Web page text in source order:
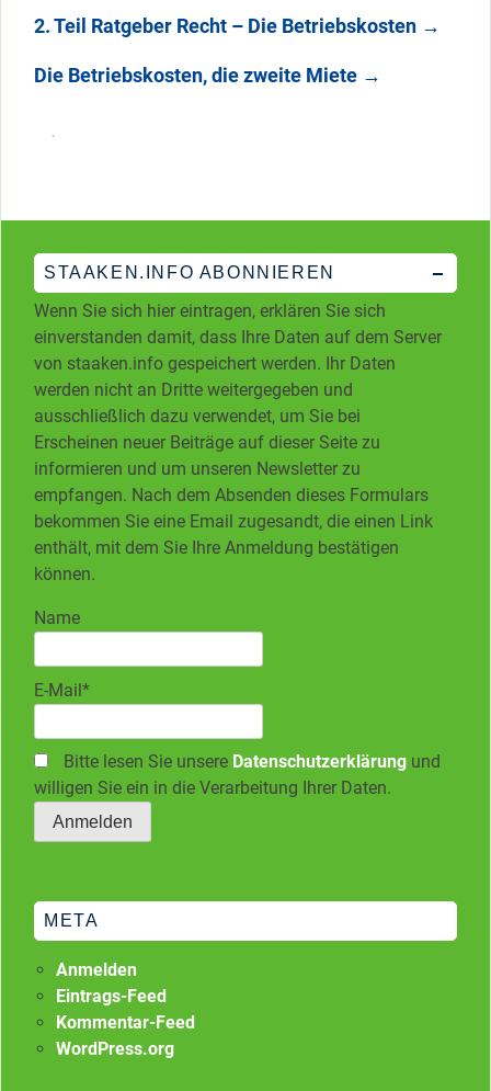
2. Teil Ratgeber Recht – Die Betriebskosten →
Die Betriebskosten, die zweite Miete →
STAAKEN.INFO ABONNIEREN
Wenn Sie sich hier eintragen, erklären Sie sich
einverstanden damit, dass Ihre Daten auf dem Server
von staaken.info gespeichert werden. Ihr Daten
werden nicht an Dritte weitergegeben und
ausschließlich dazu verwendet, um Sie bei
Erscheinen neuer Beiträge auf dieser Seite zu
informieren und um unseren Newsletter zu
empfangen. Nach dem Absenden dieses Formulars
bekommen Sie eine Email zugesandt, die einen Link
enthält, mit dem Sie Ihre Anmeldung bestätigen
können.
Name
E-Mail*
Bitte lesen Sie unsere Datenschutzerklärung und
willigen Sie ein in die Verarbeitung Ihrer Daten.
META
Anmelden
Eintrags-Feed
Kommentar-Feed
WordPress.org